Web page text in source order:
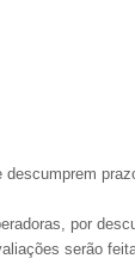
por
serão